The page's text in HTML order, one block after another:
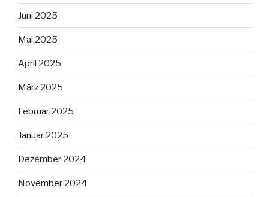
Juni 2025
Mai 2025
April 2025
März 2025
Februar 2025
Januar 2025
Dezember 2024
November 2024